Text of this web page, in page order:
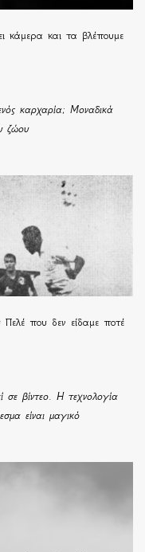
κάμερα και τα βλέπουμε
καρχαρία; Μοναδικά
ζώου
που δεν είδαμε ποτέ
σε βίντεο. Η τεχνολογία
είναι μαγικό